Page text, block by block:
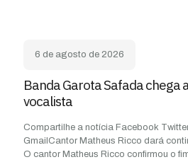
6 de agosto de 2026
Banda Garota Safada chega
vocalista
Compartilhe a notícia Facebook
GmailCantor Matheus Ricco dará
O cantor Matheus Ricco confirmou o